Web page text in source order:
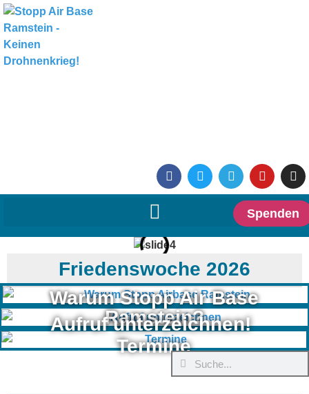
Spenden
Friedenswoche 2026
Warum Stopp Air Base
Ramstein?
Aufruf unterzeichnen!
Termine